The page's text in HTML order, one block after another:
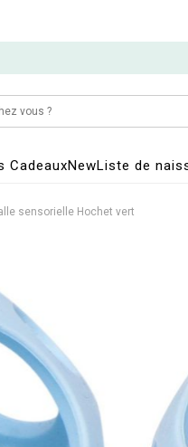
CadeauxNewListe de
sensorielle Hochet vert